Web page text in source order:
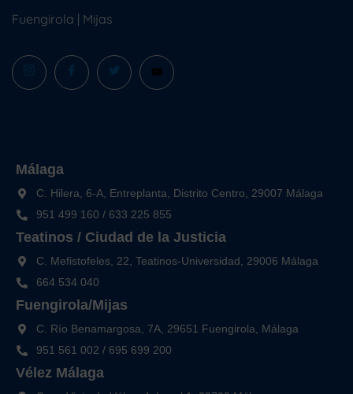
Fuengirola | Mijas
Málaga
C. Hilera, 6-A, Entreplanta, Distrito Centro, 29007 Málaga
951 499 160 / 633 225 855
Teatinos / Ciudad de la Justicia
C. Mefistofeles, 22, Teatinos-Universidad, 29006 Málaga
664 534 040
Fuengirola/Mijas
C. Río Benamargosa, 7A, 29651 Fuengirola, Málaga
951 561 002 / 695 699 200
Vélez Málaga